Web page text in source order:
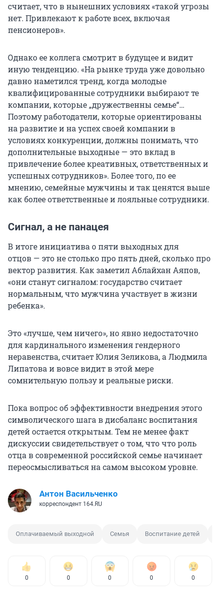
считает, что в нынешних условиях «такой угрозы
нет. Привлекают к работе всех, включая
пенсионеров».
Однако ее коллега смотрит в будущее и видит
иную тенденцию. «На рынке труда уже довольно
давно наметился тренд, когда молодые
квалифицированные сотрудники выбирают те
компании, которые „дружественны семье“…
Поэтому работодатели, которые ориентированы
на развитие и на успех своей компании в
условиях конкуренции, должны понимать, что
дополнительные выходные — это вклад в
привлечение более креативных, ответственных и
успешных сотрудников». Более того, по ее
мнению, семейные мужчины и так ценятся выше
как более ответственные и лояльные сотрудники.
Сигнал, а не панацея
В итоге инициатива о пяти выходных для
отцов — это не столько про пять дней, сколько про
вектор развития. Как заметил Аблайхан Аяпов,
«они станут сигналом: государство считает
нормальным, что мужчина участвует в жизни
ребенка».
Это «лучше, чем ничего», но явно недостаточно
для кардинального изменения гендерного
неравенства, считает Юлия Зеликова, а Людмила
Липатова и вовсе видит в этой мере
сомнительную пользу и реальные риски.
Пока вопрос об эффективности внедрения этого
символического шага в дисбаланс воспитания
детей остается открытым. Тем не менее факт
дискуссии свидетельствует о том, что что роль
отца в современной российской семье начинает
переосмысливаться на самом высоком уровне.
Антон Васильченко
корреспондент 164.RU
Оплачиваемый выходной Семья Воспитание детей
0 0 0 0 0